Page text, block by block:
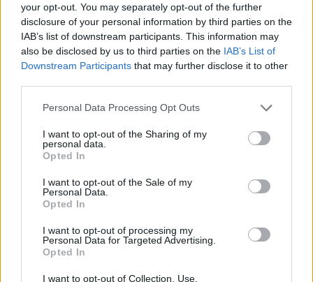
your opt-out. You may separately opt-out of the further
disclosure of your personal information by third parties on the
IAB’s list of downstream participants. This information may
also be disclosed by us to third parties on the IAB’s List of
Downstream Participants that may further disclose it to other
Personal Data Processing Opt Outs
I want to opt-out of the Sharing of my
personal data.
Opted In
I want to opt-out of the Sale of my
Personal Data.
Opted In
I want to opt-out of processing my
Personal Data for Targeted Advertising.
Opted In
I want to opt-out of Collection, Use,
Ajax-talent Mohamed Abdalla schrijft Europese
geschiedenis
Shane Kluivert krijgt kans van Flick en begint in
Servische media vergelijken Ajax-talent Abdellah
Ajax zet grote stap richting volgende ronde na
Ajax - Vojvodina
Vaart en Sylvie Meis door de jaren heen